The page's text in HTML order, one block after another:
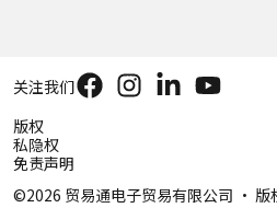
©2026 贸易通电子贸易有限公司 ‧ 版
版权
私隐权
免责声明
关注我们